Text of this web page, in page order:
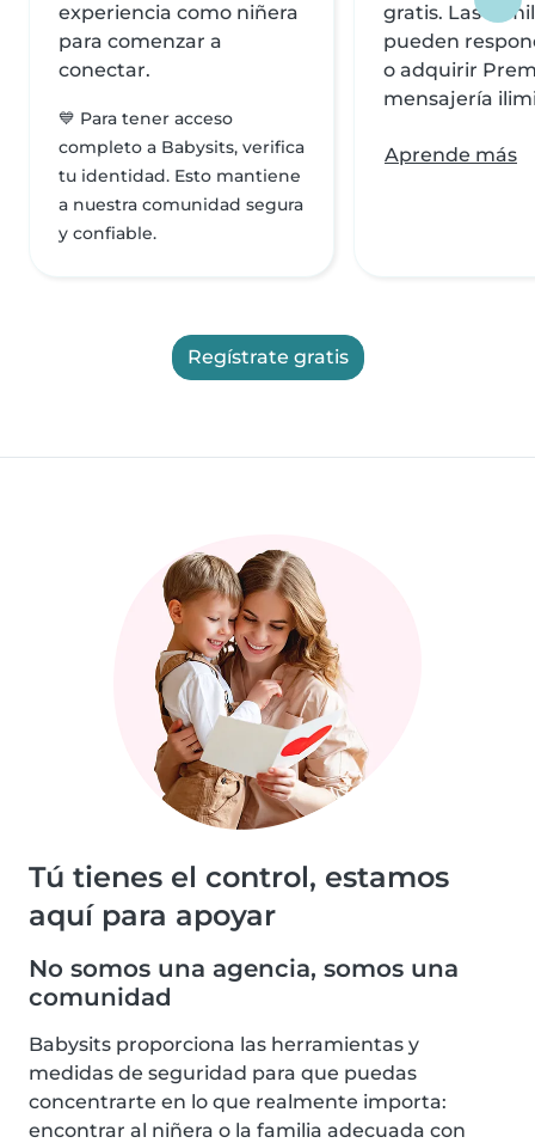
experiencia como niñera
para comenzar a
conectar.
💙 Para tener acceso
completo a Babysits, verifica
tu identidad. Esto mantiene
a nuestra comunidad segura
y confiable.
gratis. Las
pueden
o adquirir
mensajería
Aprende más
Regístrate gratis
Tú tienes el control, estamos
aquí para apoyar
No somos una agencia, somos una
comunidad
Babysits proporciona las herramientas y
medidas de seguridad para que puedas
concentrarte en lo que realmente importa:
encontrar al niñera o la familia adecuada con